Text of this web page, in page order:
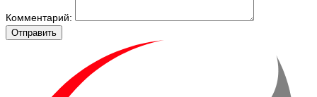
Комментарий:
Отправить